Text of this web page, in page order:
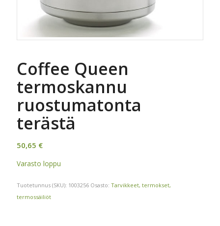
Coffee Queen
termoskannu
ruostumatonta
terästä
50,65 €
Varasto loppu
Tuotetunnus (SKU): 1003256 Osasto: Tarvikkeet, termokset,
termossäiliöt